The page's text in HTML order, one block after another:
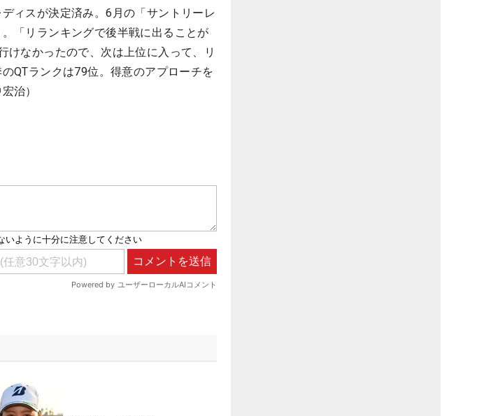
ィスが決定済み。6月の「サントリーレ
「リランキングで後半戦に出ることが
けなかったので、次は上位に入って、リ
QTランクは79位。得意のアプローチを
治）